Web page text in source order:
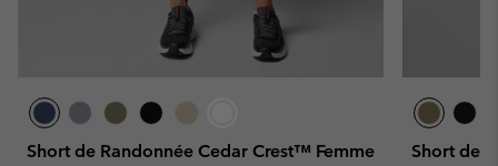
Short de Randonnée Cedar Crest™ Femme
Short de